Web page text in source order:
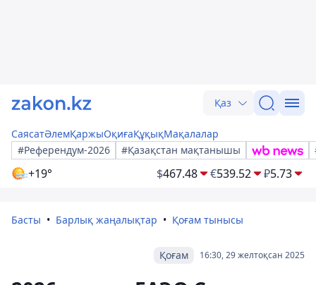
Қаз
СаясатӘлемҚаржыОқиғаҚұқықМақалалар
#Референдум-2026
#Қазақстан мақтанышы
+19° $467.48 €539.52 ₽5.73
Басты Барлық жаңалықтар Қоғам тынысы
16:30, 29 желтоқсан 2025
Қоғам